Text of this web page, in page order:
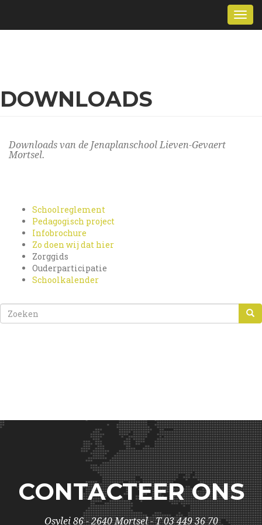
naar
DOWNLOADS
Downloads van de Jenaplanschool Lieven-Gevaert
Mortsel.
Schoolreglement
Pedagogisch project
Infobrochure
Zo doen wij dat hier
Zorggids
Ouderparticipatie
Schoolkalender
ZOEKVELD
CONTACTEER ONS
Osylei 86 - 2640 Mortsel - T 03 449 36 70